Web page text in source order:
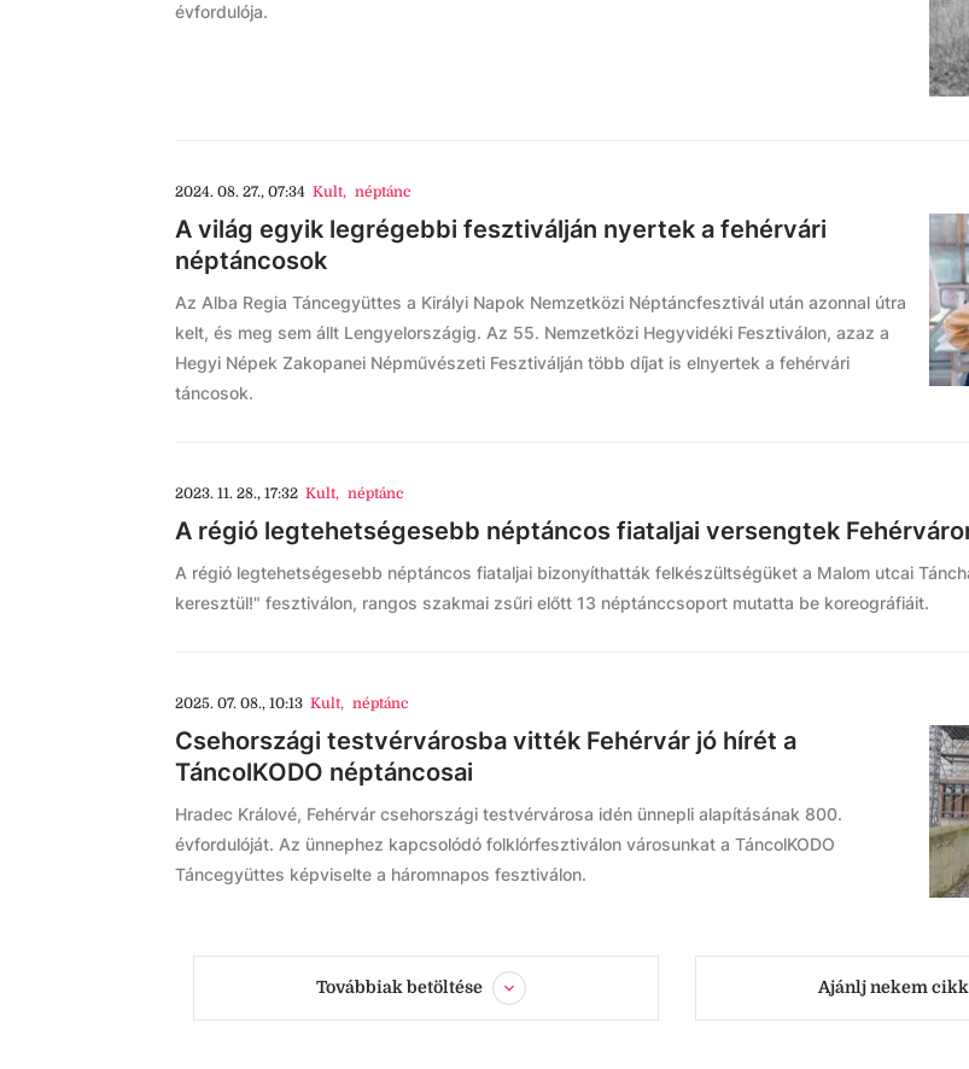
évfordulója.
2024. 08. 27., 07:34 Kult, néptánc
A világ egyik legrégebbi fesztiválján nyertek a fehérvári
néptáncosok
Az Alba Regia Táncegyüttes a Királyi Napok Nemzetközi Néptáncfesztivál után azonnal útra
kelt, és meg sem állt Lengyelországig. Az 55. Nemzetközi Hegyvidéki Fesztiválon, azaz a
Hegyi Népek Zakopanei Népművészeti Fesztiválján több díjat is elnyertek a fehérvári
táncosok.
2023. 11. 28., 17:32 Kult, néptánc
A régió legtehetségesebb néptáncos fiataljai versengtek
A régió legtehetségesebb néptáncos fiataljai bizonyíthatták felkészültségüket a Malom utcai
keresztül!" fesztiválon, rangos szakmai zsűri előtt 13 néptánccsoport mutatta be koreográfiáit.
2025. 07. 08., 10:13 Kult, néptánc
Csehországi testvérvárosba vitték Fehérvár jó hírét a
TáncolKODO néptáncosai
Hradec Králové, Fehérvár csehországi testvérvárosa idén ünnepli alapításának 800.
évfordulóját. Az ünnephez kapcsolódó folklórfesztiválon városunkat a TáncolKODO
Táncegyüttes képviselte a háromnapos fesztiválon.
Továbbiak betöltése Ajánlj nekem